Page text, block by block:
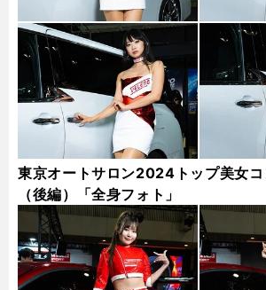
東京オートサロン2024トップ美女
（後編）「全身フォト」